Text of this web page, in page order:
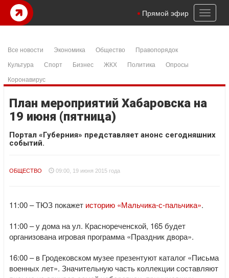
Toggle
Прямой эфир
Все новости Экономика Общество
Правопорядок
Культура
Спорт Бизнес ЖКХ Политика
Опросы
Коронавирус
План мероприятий Хабаровска на
19 июня (пятница)
Портал «Губерния» представляет анонс сегодняшних
событий.
ОБЩЕСТВО 09:00, 19 июня 2015 года
11:00 – ТЮЗ покажет историю «Мальчика-с-пальчика».
11:00 – у дома на ул. Краснореченской, 165 будет
организована игровая программа «Праздник двора».
16:00 – в Гродековском музее презентуют каталог «Письма
военных лет». Значительную часть коллекции составляют